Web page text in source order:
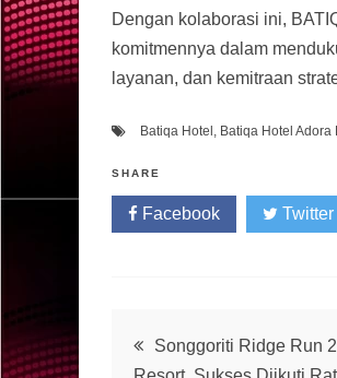
Dengan kolaborasi ini,
komitmennya dalam
layanan, dan kemitraan
Batiqa Hotel , Batiqa Hotel Adora
SHARE
Facebook Twitter
Post
Songgoriti Ridge Run